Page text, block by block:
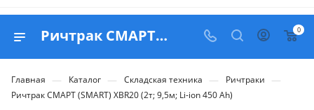
Ричтрак СМАРТ (SMART) XBR20 (2т; 9,5м; Li-ion 450 Ah) - купить в Belapex 0
Главная — Каталог — Складская техника — Ричтраки —
Ричтрак СМАРТ (SMART) XBR20 (2т; 9,5м; Li-ion 450 Ah)